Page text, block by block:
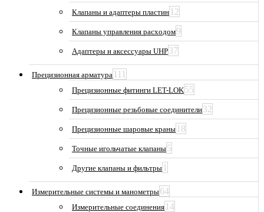
Клапаны и адаптеры пластин 12
Клапаны управления расходом9
Адаптеры и аксессуары UHP37
Прецизионная арматура 111
Прецизионные фитинги LET-LOK55
Прецизионные резьбовые соединители32
Прецизионные шаровые краны 18
Точные игольчатые клапаны5
Другие клапаны и фильтры 1
Измерительные системы и манометры64
Измерительные соединения 14